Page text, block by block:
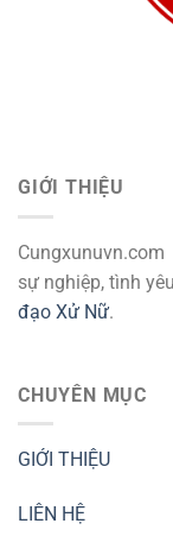
GIỚI THIỆU
sự nghiệp, tình
đạo Xử Nữ.
CHUYÊN MỤC
GIỚI THIỆU
LIÊN HỆ